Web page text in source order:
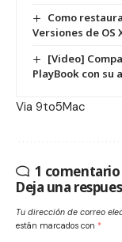
Como
Versiones de OS
[Video]
PlayBook con su
Via 9to5Mac
1 comentario
Deja una
Tu dirección de correo
están marcados con *